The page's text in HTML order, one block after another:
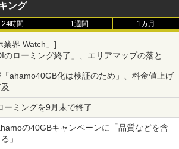
ング
24時間 1週間 1カ月
業界 Watch」]
のローミング終了」、エリアマップの落とし
課題
「ahamo40GB化は検証のため」、料金値上げ
ーミングを9月末で終了
の40GBキャンペーンに「品質などを含
」